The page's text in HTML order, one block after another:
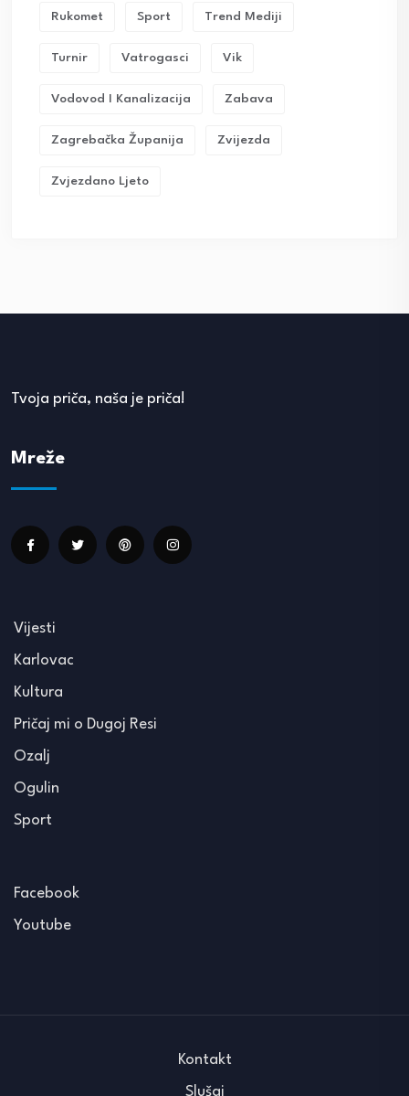
Rukomet Sport Trend Mediji
Turnir Vatrogasci Vik
Vodovod I Kanalizacija Zabava
Zagrebačka Županija Zvijezda
Zvjezdano Ljeto
Tvoja priča, naša je priča!
Mreže
Vijesti
Karlovac
Kultura
Pričaj mi o Dugoj Resi
Ozalj
Ogulin
Sport
Facebook
Youtube
Kontakt
Slušaj